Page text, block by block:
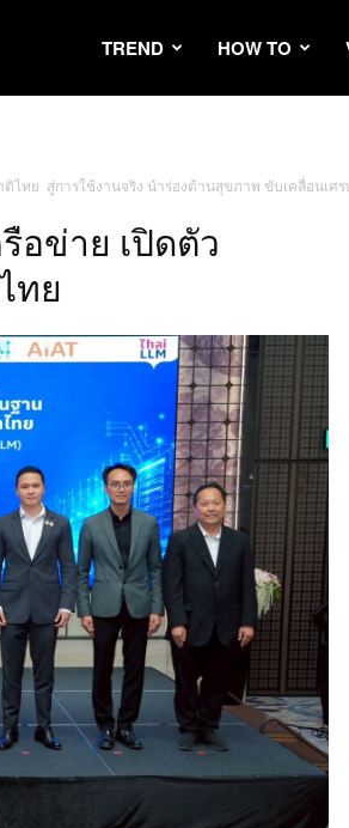
TREND HOW TO
ไทย สู่การใช้งานจริง นำร่องด้านสุขภาพ ขับเคลื่อนเศ
อข่าย เปิดตัว
ทย